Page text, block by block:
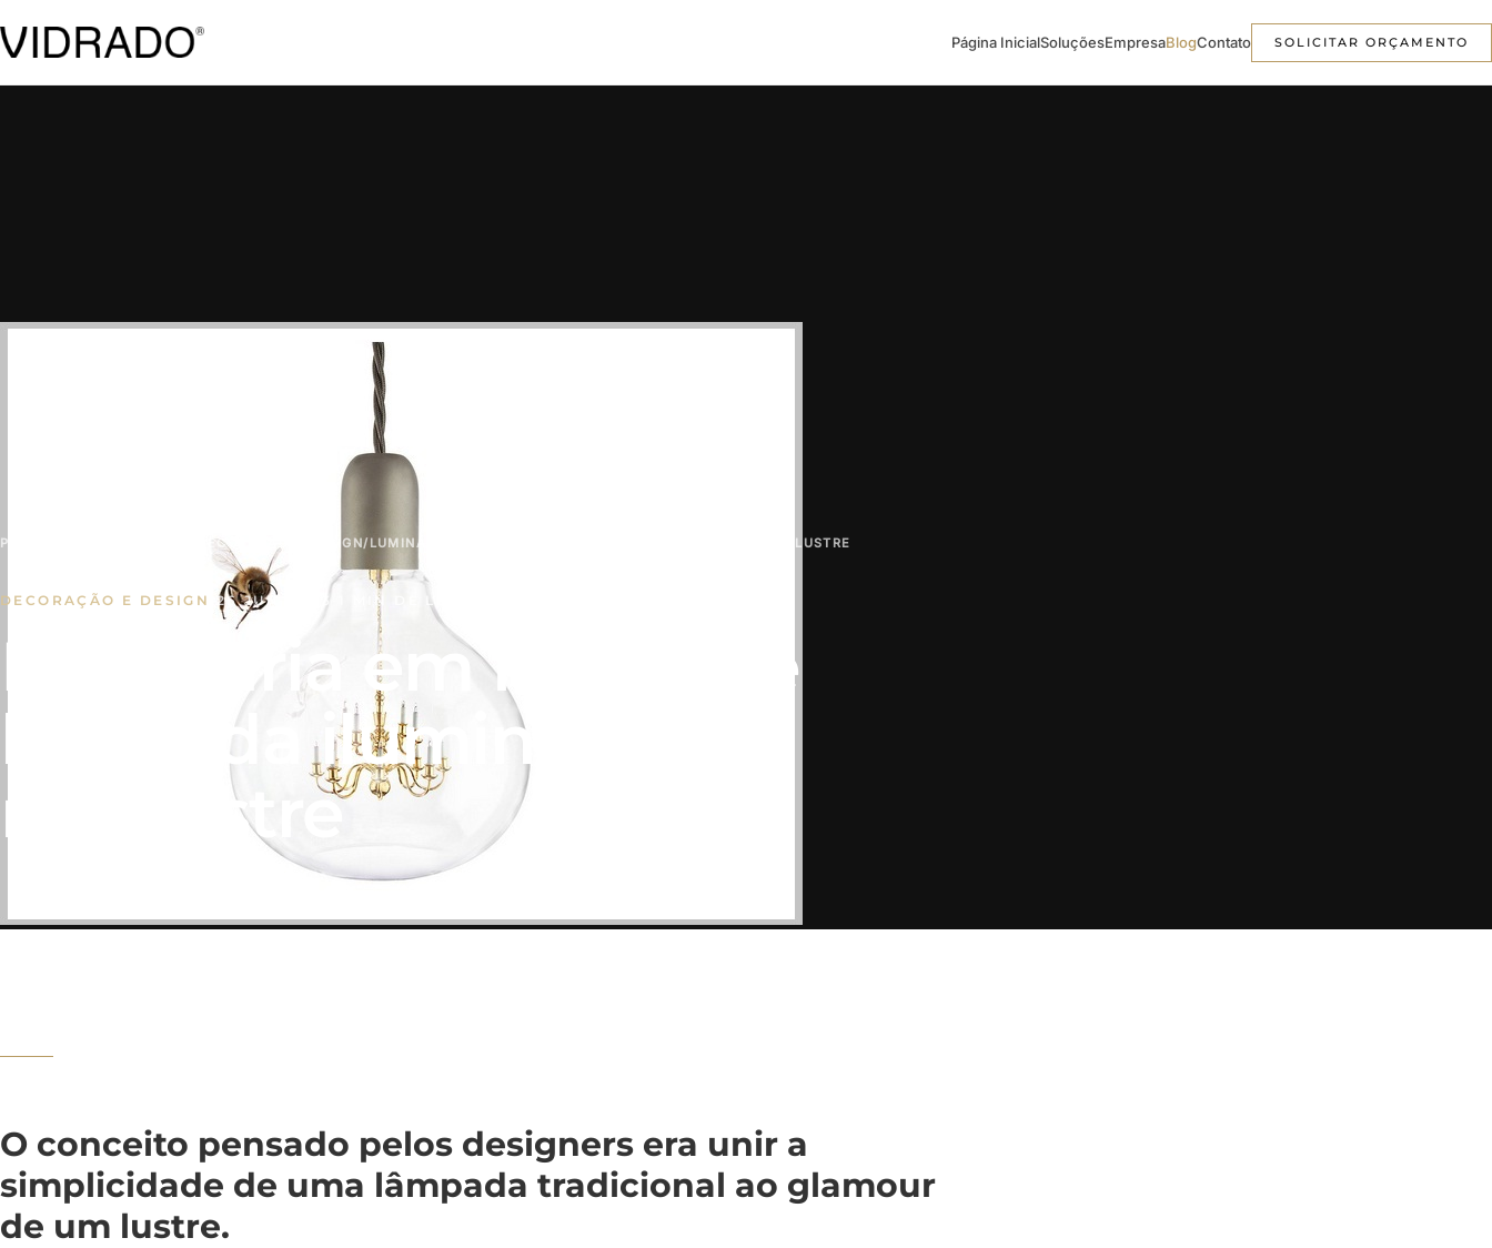
Página InicialSoluçõesEmpresaBlogContato SOLICITAR ORÇAMENTO
PÁGINA INICIAL DECORAÇÃO E DESIGN/ LUMINÁRIA EM FORMA DE LÂMPADA ILUMINADA POR MINILUSTRE
DECORAÇÃO E DESIGN 26 JUN, 2013 1 MIN DE LEITURA
Luminária em forma de
lâmpada iluminada por
minilustre
O conceito pensado pelos designers era unir a
simplicidade de uma lâmpada tradicional ao glamour
de um lustre.